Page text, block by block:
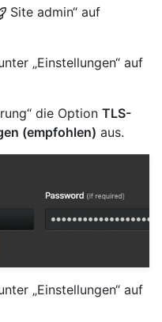
Site admin“ auf
„Einstellungen“ auf
die Option TLS-
(empfohlen) aus.
„Einstellungen“ auf